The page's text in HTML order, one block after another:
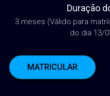
Duração
3 meses (Válido para
do dia 13/
MATRICULAR